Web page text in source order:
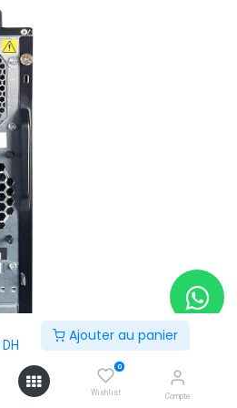
DH
Ajouter au panier
0
Wishlist Compte